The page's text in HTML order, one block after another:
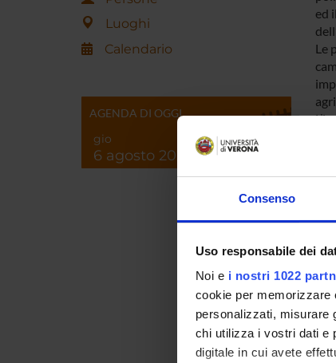
Consenso
Uso responsabile dei
Noi e i nostri 1022
cookie per memorizzare
personalizzati, misurare
chi utilizza i vostri dati e
digitale in cui avete
Luoghi
Calendario
AGENDA DI OGGI
gio
6 agosto 2026
ed
Le
ed